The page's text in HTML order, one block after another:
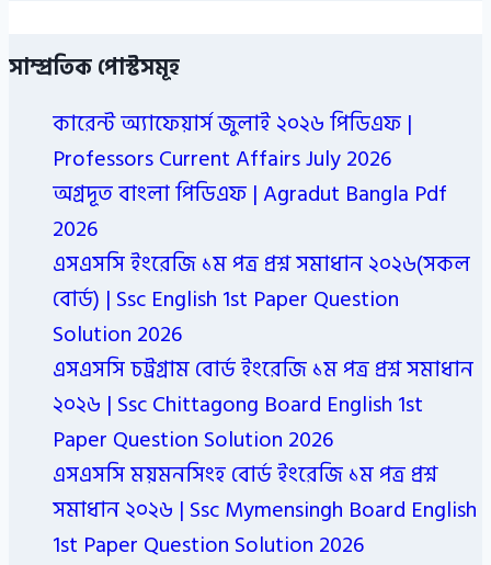
সাম্প্রতিক পোস্টসমূহ
কারেন্ট অ্যাফেয়ার্স জুলাই ২০২৬ পিডিএফ |
Professors Current Affairs July 2026
অগ্রদূত বাংলা পিডিএফ | Agradut Bangla Pdf
2026
এসএসসি ইংরেজি ১ম পত্র প্রশ্ন সমাধান ২০২৬(সকল
বোর্ড) | Ssc English 1st Paper Question
Solution 2026
এসএসসি চট্রগ্রাম বোর্ড ইংরেজি ১ম পত্র প্রশ্ন সমাধান
২০২৬ | Ssc Chittagong Board English 1st
Paper Question Solution 2026
এসএসসি ময়মনসিংহ বোর্ড ইংরেজি ১ম পত্র প্রশ্ন
সমাধান ২০২৬ | Ssc Mymensingh Board English
1st Paper Question Solution 2026